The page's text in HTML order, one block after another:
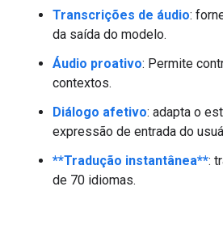
Transcrições de áudio:
da saída do modelo.
Áudio proativo: Permite
contextos.
Diálogo afetivo: adapta o
expressão de entrada do
**Tradução instantânea**:
de 70 idiomas.